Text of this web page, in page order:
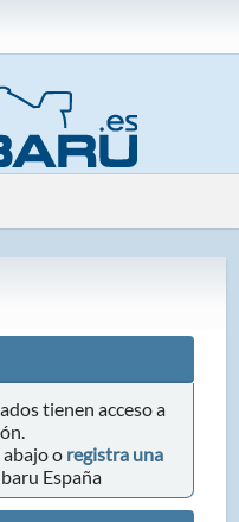
tienen acceso a
o registra una
España